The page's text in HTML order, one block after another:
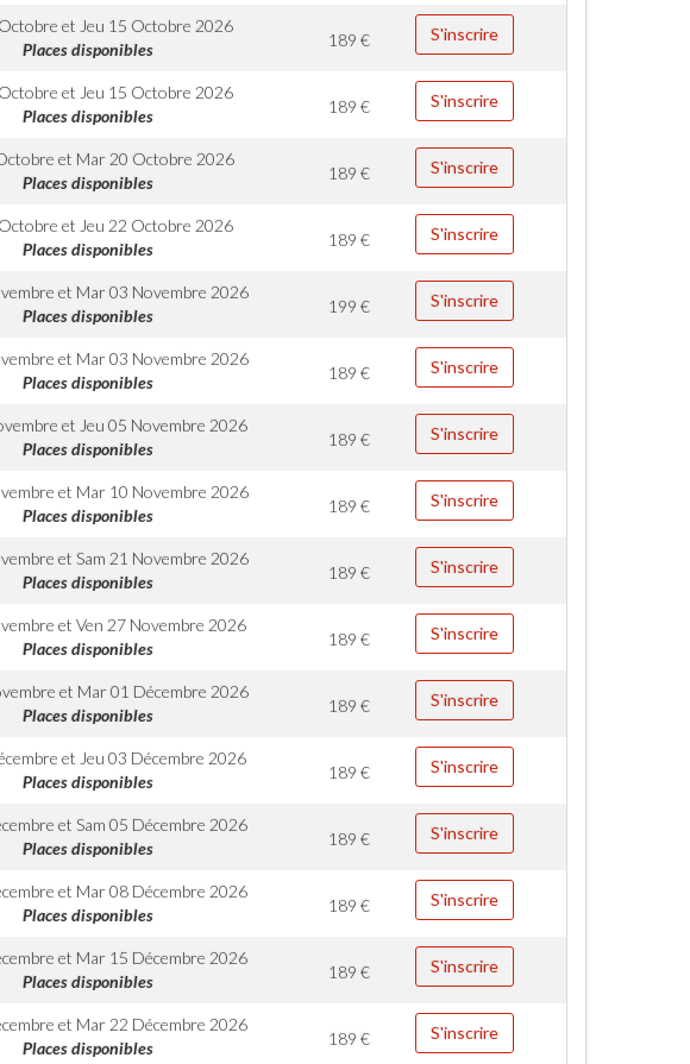
et Jeu 15 Octobre 2026
Places disponibles
189€ S'inscrire
et Jeu 15 Octobre 2026
Places disponibles
189€ S'inscrire
et Mar 20 Octobre 2026
Places disponibles
189€ S'inscrire
et Jeu 22 Octobre 2026
Places disponibles
189€ S'inscrire
et Mar 03 Novembre 2026
Places disponibles
199€ S'inscrire
et Mar 03 Novembre 2026
Places disponibles
189€ S'inscrire
et Jeu 05 Novembre 2026
Places disponibles
189€ S'inscrire
et Mar 10 Novembre 2026
Places disponibles
189€ S'inscrire
etSam 21 Novembre 2026
Places disponibles
189€ S'inscrire
etVen 27 Novembre 2026
Places disponibles
189€ S'inscrire
et Mar 01 Décembre 2026
Places disponibles
189€ S'inscrire
et Jeu 03 Décembre 2026
Places disponibles
189€ S'inscrire
etSam 05 Décembre 2026
Places disponibles
189€ S'inscrire
et Mar 08 Décembre 2026
Places disponibles
189€ S'inscrire
et Mar 15 Décembre 2026
Places disponibles
189€ S'inscrire
et Mar 22 Décembre 2026
Places disponibles
189€ S'inscrire